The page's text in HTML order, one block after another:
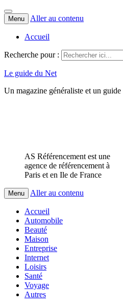
Menu Aller au contenu
Accueil
Recherche pour :
Le guide du Net
Un magazine généraliste et un
AS Référencement est une
agence de référencement à
Paris et en Ile de France
Menu Aller au contenu
Accueil
Automobile
Beauté
Maison
Entreprise
Internet
Loisirs
Santé
Voyage
Autres